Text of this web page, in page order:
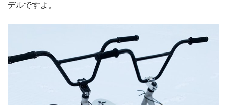
デルですよ。